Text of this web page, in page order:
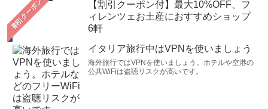
【割引クーポン付】最大10%OFF、フ
ィレンツェお土産におすすめショップ
6軒
イタリア旅行中はVPNを使いましょう
海外旅行ではVPNを使いましょう。ホテルや空港の
公共WiFiは盗聴リスクが高いです。